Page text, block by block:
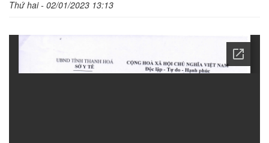
Thứ hai - 02/01/2023 13:13